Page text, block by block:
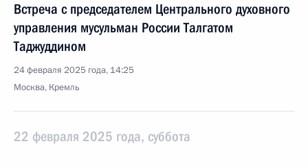
Встреча с председателем Центрального духовного
управления мусульман России Талгатом
Таджуддином
24 февраля 2025 года, 14:25
Москва, Кремль
22 февраля 2025 года, суббота